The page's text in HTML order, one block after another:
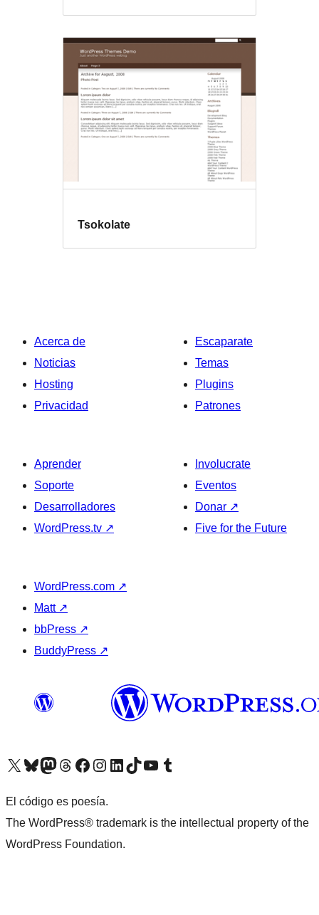
Tsokolate
Acerca de
Noticias
Hosting
Privacidad
Escaparate
Temas
Plugins
Patrones
Aprender
Soporte
Desarrolladores
WordPress.tv ↗
Involucrate
Eventos
Donar ↗
Five for the Future
WordPress.com ↗
Matt ↗
bbPress ↗
BuddyPress ↗
Visitá nuestra cuenta de X (anteriormente Twitter)
Visitá nuestra cuenta de Bluesky
Visitá nuestra cuenta de Mastodon
Visitá nuestra cuenta de Threads
Visitá nuestra página de Facebook
Visitá nuestra cuenta de Instagram
Visitá nuestra cuenta de LinkedIn
Visitá nuestra cuenta de TikTok
Visitá nuestro canal de YouTube
Visitá nuestra cuenta de Tumblr
El código es poesía.
The WordPress® trademark is the intellectual property of the
WordPress Foundation.